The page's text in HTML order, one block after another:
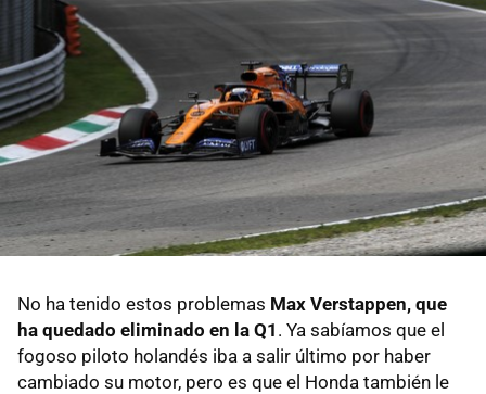
No ha tenido estos problemas Max Verstappen, que
ha quedado eliminado en la Q1 . Ya sabíamos que el
fogoso piloto holandés iba a salir último por haber
cambiado su motor, pero es que el Honda también le